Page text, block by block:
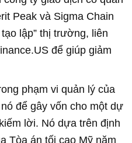
Peak và Sigma Chain
lập” thị trường, liên
để giúp giảm
phạm vi quản lý của
để gây vốn cho một dự
lời. Nó dựa trên định
Tòa án tối cao Mỹ năm